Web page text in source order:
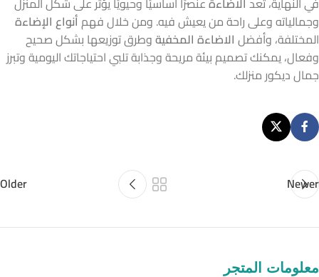
وجمالياته وعلى راحة من يعيش فيه. ومن خلال فهمأنواع الإضاءة
المختلفة، وأفضل الاضاءة المخفيةوطرق توزيعها بشكل صحيح
وفعال، يمكنك تصميم بيئة مريحة وجذابة تلبي احتياجاتك اليومية وتبرز
جمال ديكور منزلك.
Newer
Older
معلومات المتجر